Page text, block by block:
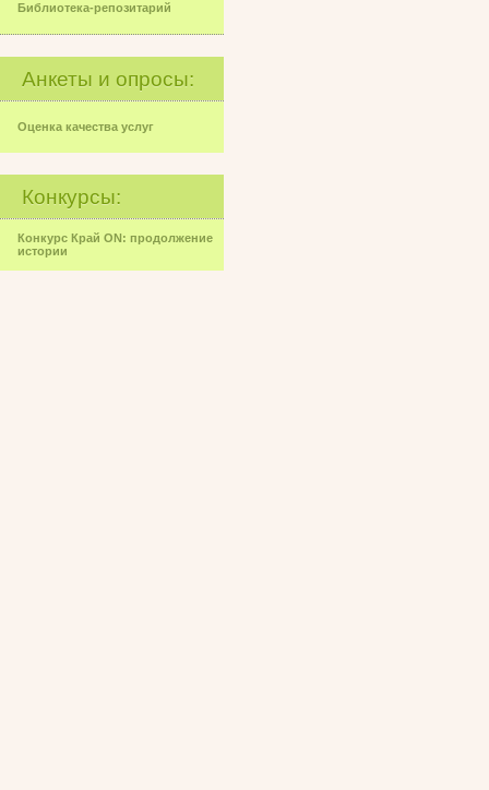
Библиотека-репозитарий
Анкеты и опросы:
Оценка качества услуг
Конкурсы:
Конкурс Край ON: продолжение
истории